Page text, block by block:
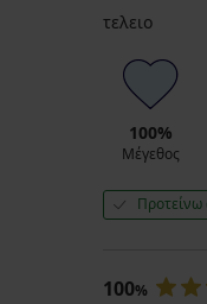
τελειο
100%
Μέγεθος
Προτείνω
100%